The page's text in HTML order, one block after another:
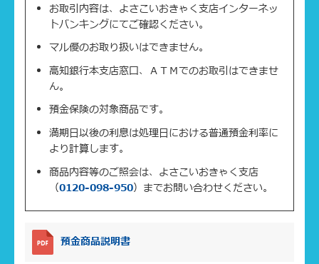
お取引内容は、よさこいおきゃく支店インターネッ
トバンキングにてご確認ください。
マル優のお取り扱いはできません。
高知銀行本支店窓口、ＡＴＭでのお取引はできませ
ん。
預金保険の対象商品です。
満期日以後の利息は処理日における普通預金利率に
より計算します。
商品内容等のご照会は、よさこいおきゃく支店
（0120-098-950）までお問い合わせください。
預金商品説明書